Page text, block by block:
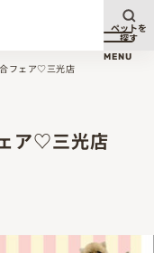
メニ
MENU
ペットを
探す
フェア♡三光店
ア♡三光店